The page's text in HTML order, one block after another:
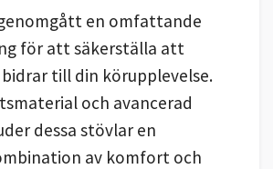
en omfattande
för att säkerställa att
till din körupplevelse.
och avancerad
dessa stövlar en
av komfort och